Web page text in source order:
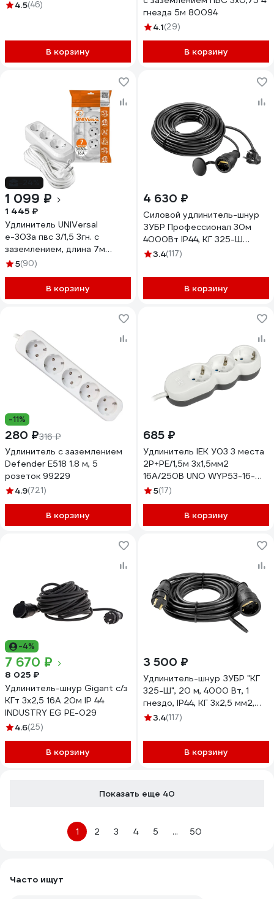
4.5(46)
В корзину
гнезда 5м 80094
4.1(29)
В корзину
1 099 ₽
1 445 ₽
Удлинитель UNIVersal
е-303а пвс 3/1,5 3гн. с
заземлением, длина 7м
(еврослот) 1724
5(90)
В корзину
4 630 ₽
Силовой удлинитель-шнур
ЗУБР Профессионал 30м
4000Вт IP44, КГ 325-Ш
55017-30
3.4(117)
В корзину
-11%
280 ₽316 ₽
Удлинитель с заземлением
Defender E518 1.8 м, 5
розеток 99229
4.9(721)
В корзину
685 ₽
Удлинитель IEK У03 3 места
2P+PE/1,5м 3х1,5мм2
16А/250В UNO WYP53-16-
03-D15-Z
5(17)
В корзину
-4%
7 670 ₽
8 025 ₽
Удлинитель-шнур Gigant с/з
КГт 3х2,5 16A 20м IP 44
INDUSTRY EG PE-029
4.6(25)
В корзину
3 500 ₽
Удлинитель-шнур ЗУБР "КГ
325-Ш", 20 м, 4000 Вт, 1
гнездо, IP44, КГ 3х2,5 мм2,
55017-20
3.4(117)
В корзину
Показать еще 40
1 2 3 4 5 ... 50
Часто ищут